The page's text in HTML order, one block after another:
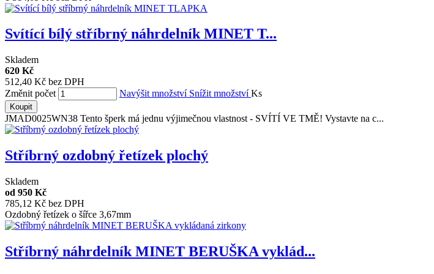
Svítící bílý stříbrný náhrdelník MINET T...
Skladem
620 Kč
512,40 Kč bez DPH
Změnit počet
Navýšit množství Snížit množstvíKs
Koupit
JMAD0025WN38 Tento šperk má jednu výjimečnou vlastnost - SVÍTÍ VE TMĚ! Vystavte na c...
Stříbrný ozdobný řetízek plochý
Skladem
od 950 Kč
785,12 Kč bez DPH
Ozdobný řetízek o šířce 3,67mm
Stříbrný náhrdelník MINET BERUŠKA vyklád...